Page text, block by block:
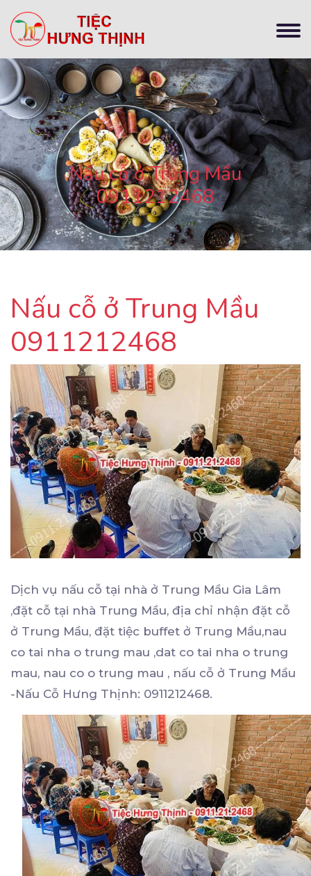
Nấu cỗ ở Trung Mầu
0911212468
Nấu cỗ ở Trung Mầu
0911212468
Dịch vụ nấu cỗ tại nhà ở Trung Mầu Gia Lâm
,đặt cỗ tại nhà Trung Mầu, địa chỉ nhận đặt cỗ
ở Trung Mầu, đặt tiệc buffet ở Trung Mầu,nau
co tai nha o trung mau ,dat co tai nha o trung
mau, nau co o trung mau , nấu cỗ ở Trung Mầu
-Nấu Cỗ Hưng Thịnh: 0911212468.